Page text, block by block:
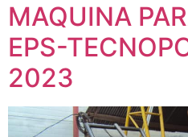
MAQUINA
EPS-
2023